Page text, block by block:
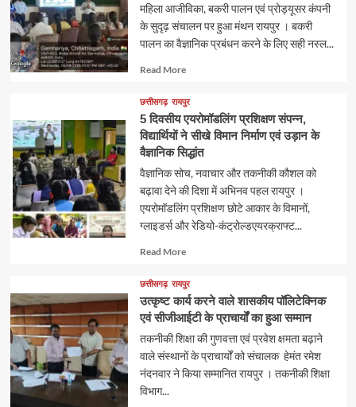
महिला आजीविका, बकरी पालन एवं प्रोड्यूसर कंपनी
के सुदृढ़ संचालन पर हुआ मंथन रायपुर । बकरी
पालन का वैज्ञानिक प्रबंधन करने के लिए सही नस्ल...
Read MoreRead
about
छत्तीसगढ़ रायपुर
5 दिवसीय एयरोमॉडलिंग प्रशिक्षण संपन्न,
विद्यार्थियों ने सीखे विमान निर्माण एवं उड़ान के
वैज्ञानिक सिद्धांत
वैज्ञानिक सोच, नवाचार और तकनीकी कौशल को
बढ़ावा देने की दिशा में अभिनव पहल रायपुर ।
एयरोमॉडलिंग प्रशिक्षण छोटे आकार के विमानों,
ग्लाइडर्स और रेडियो-कंट्रोल्डएयरक्राफ्ट...
Read MoreRead
about
छत्तीसगढ़ रायपुर
उत्कृष्ट कार्य करने वाले शासकीय पॉलिटेक्निक
एवं सीजीआईटी के प्राचार्यों का हुआ सम्मान
तकनीकी शिक्षा की गुणवत्ता एवं प्रवेश क्षमता बढ़ाने
वाले संस्थानों के प्राचार्यों को संचालक हेमंत रमेश
नंदनवार ने किया सम्मानित रायपुर । तकनीकी शिक्षा
विभाग...